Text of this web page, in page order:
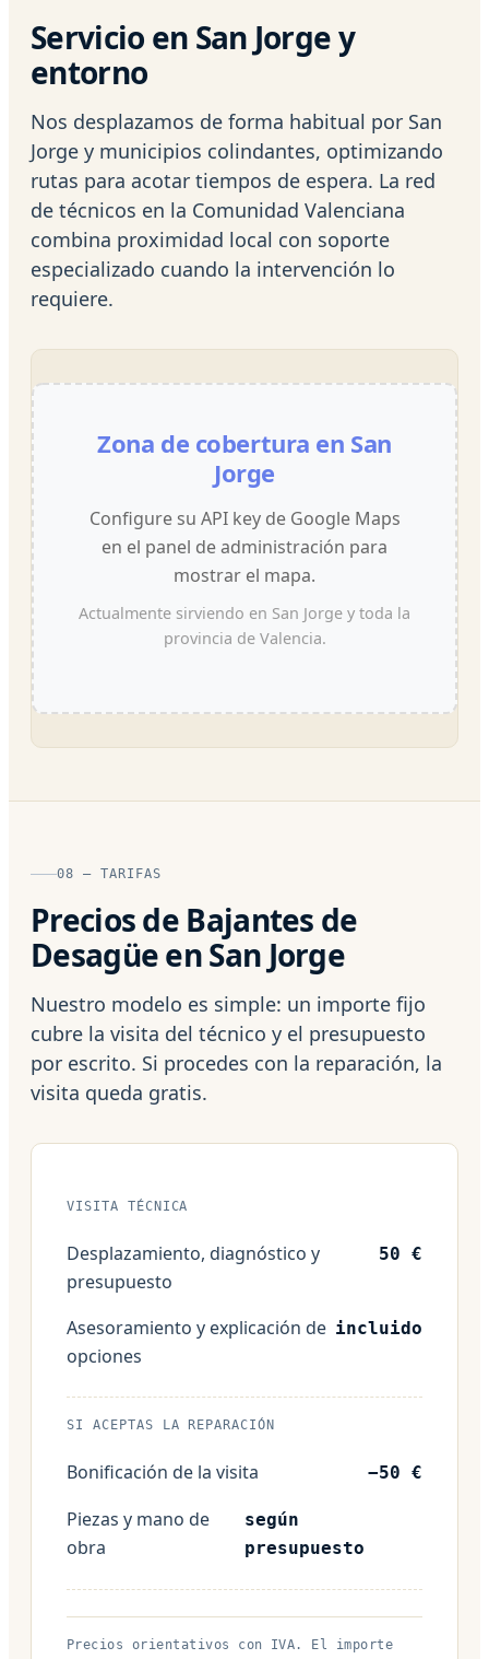
Servicio en San Jorge y
entorno
Nos desplazamos de forma habitual por San
Jorge y municipios colindantes, optimizando
rutas para acotar tiempos de espera. La red
de técnicos en la Comunidad Valenciana
combina proximidad local con soporte
especializado cuando la intervención lo
requiere.
Zona de cobertura en San
Jorge
Configure su API key de Google Maps
en el panel de administración para
mostrar el mapa.
Actualmente sirviendo en San Jorge y toda la
provincia de Valencia.
08 — TARIFAS
Precios de Bajantes de
Desagüe en San Jorge
Nuestro modelo es simple: un importe fijo
cubre la visita del técnico y el presupuesto
por escrito. Si procedes con la reparación, la
visita queda gratis.
VISITA TÉCNICA
Desplazamiento, diagnóstico y
presupuesto
50 €
Asesoramiento y explicación de
opciones
incluido
SI ACEPTAS LA REPARACIÓN
Bonificación de la visita −50 €
Piezas y mano de
obra
según
presupuesto
Precios orientativos con IVA. El importe